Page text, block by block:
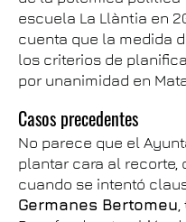
escuela La Llàntia en
cuenta que la medida
los criterios de
por unanimidad en
Casos precedentes
No parece que el
plantar cara al recorte,
cuando se intentó
Germanes Bertomeu,